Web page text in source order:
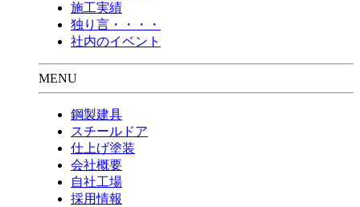
施工実績
独り言・・・・
社内のイベント
MENU
鋼製建具
スチールドア
仕上げ塗装
会社概要
自社工場
採用情報